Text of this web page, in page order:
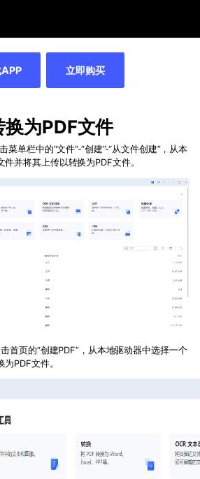
立即购买
换为PDF文件
菜单栏中的“文件”-“创建”-“从文件创建”，从本
件并将其上传以转换为PDF文件。
击首页的“创建PDF”，从本地驱动器中选择一个
为PDF文件。